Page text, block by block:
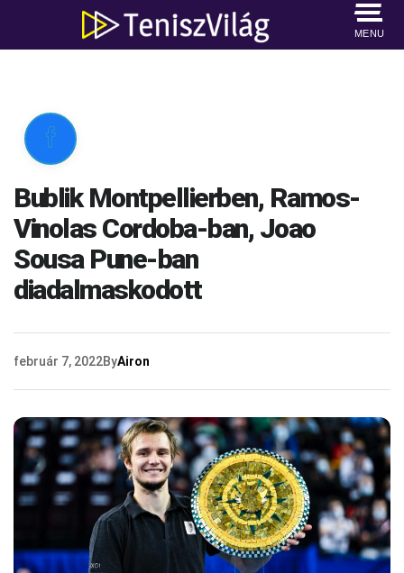
MENU

Bublik Montpellierben, Ramos-
Vinolas Cordoba-ban, Joao
Sousa Pune-ban
diadalmaskodott
február 7, 2022ByAiron